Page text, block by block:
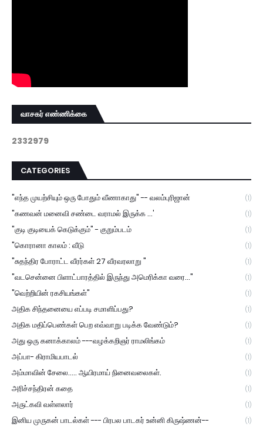
வாசகர் எண்ணிக்கை
2332979
CATEGORIES
"எந்த முயற்சியும் ஒரு போதும் வீணாகாது" -- வலம்புரிஜான் (1)
"கணவன் மனைவி சண்டை வராமல் இருக்க ...' (1)
"குடி குடியைக் கெடுக்கும்" - குறும்படம் (1)
"கொரானா காலம் : வீடு (1)
"சுதந்திர போராட்ட வீரர்கள் 27 வீரவரலாறு " (1)
"வடசென்னை பிளாட்பாரத்தில் இருந்து அமெரிக்கா வரை..." (1)
"வெற்றியின் ரகசியங்கள்" (1)
அதிக சிந்தனையை எப்படி சமாளிப்பது? (1)
அதிக மதிப்பெண்கள் பெற எவ்வாறு படிக்க வேண்டும்? (1)
அது ஒரு கனாக்காலம் ---வழக்கறிஞர் ராமலிங்கம் (1)
அப்பா- கிராமியபாடல் (1)
அம்மாவின் சேலை..... ஆயிரமாய் நினைவலைகள். (1)
அரிச்சந்திரன் கதை (1)
அருட்கவி வள்ளலார் (1)
இனிய முருகன் பாடல்கள் --- பிரபல பாடகர் உன்னி கிருஷ்ணன்-- (1)